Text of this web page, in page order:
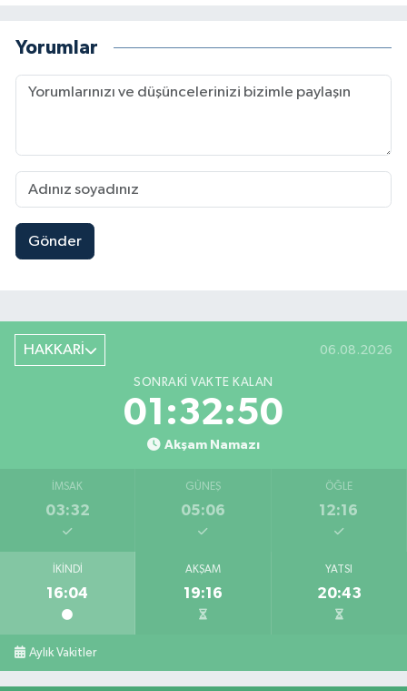
Yorumlar
Gönder
HAKKARİ 06.08.2026
SONRAKI VAKTE KALAN
01:32:50
Akşam Namazı
İMSAK
03:32
GÜNEŞ
05:06
ÖĞLE
12:16
İKINDI
16:04
AKŞAM
19:16
YATSI
20:43
Aylık Vakitler